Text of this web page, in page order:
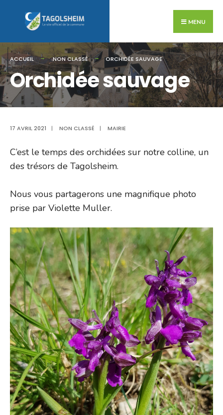
MENU
ACCUEIL NON CLASSÉ ORCHIDÉE SAUVAGE
Orchidée sauvage
17 AVRIL 2021 | NON CLASSÉ | MAIRIE
C’est le temps des orchidées sur notre colline, un
des trésors de Tagolsheim.
Nous vous partagerons une magnifique photo
prise par Violette Muller.
for: